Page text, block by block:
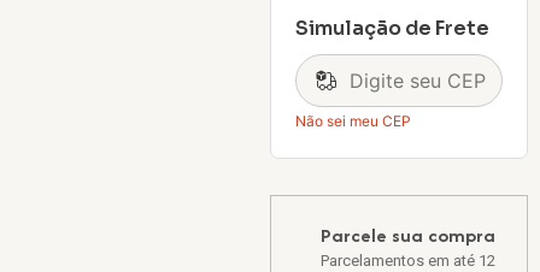
Simulação de Frete
Não sei meu CEP
Parcele sua compra
Parcelamentos em até 12